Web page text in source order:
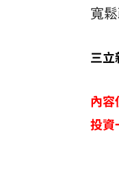
寬
三立
內容
投資